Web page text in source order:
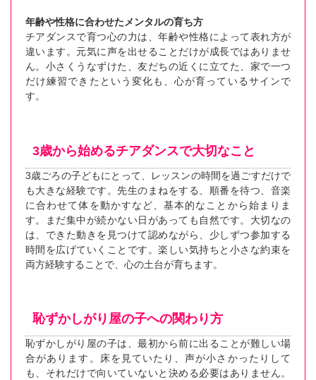
年齢や性格に合わせたメンタルの育ち方
チアダンスで育つ心の力は、年齢や性格によって表れ方が
違います。元気に声を出せることだけが成長ではありませ
ん。小さくうなずけた、友だちの近くに立てた、家で一つ
だけ練習できたという変化も、心が育っているサインで
す。
3歳から始めるチアダンスで大切なこと
3歳ごろの子どもにとって、レッスンの時間を過ごすだけで
も大きな経験です。先生のまねをする、順番を待つ、音楽
に合わせて体を動かすなど、基本的なことから始まりま
す。まだ集中が続かない日があっても自然です。大切なの
は、できた動きを見つけて認めながら、少しずつ参加する
時間を広げていくことです。楽しい気持ちと小さな約束を
両方経験することで、心の土台が育ちます。
恥ずかしがり屋の子への関わり方
恥ずかしがり屋の子は、最初から前に出ることが難しい場
合があります。床を見ていたり、声が小さかったりして
も、それだけで向いていないと決める必要はありません。